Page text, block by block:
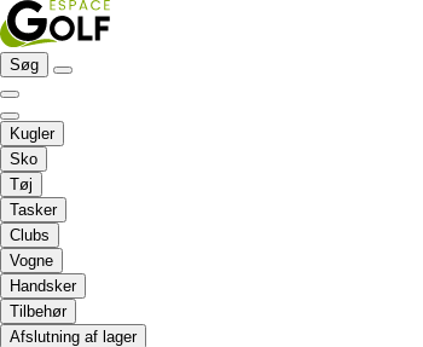
Søg
Kugler
Sko
Tøj
Tasker
Clubs
Vogne
Handsker
Tilbehør
Afslutning af lager